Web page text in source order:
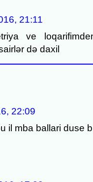
21:11
ve
də daxil
22:09
il mba ballari duse